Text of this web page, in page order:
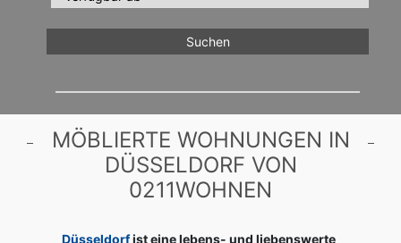
MÖBLIERTE WOHNUNGEN IN
DÜSSELDORF VON
0211WOHNEN
Düsseldorfist eine lebens- und liebenswerte